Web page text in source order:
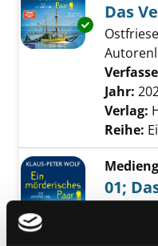
Exemplar-
Das
Jahr:
Verlag:
Reihe:
Exemplar-
01;
Suche